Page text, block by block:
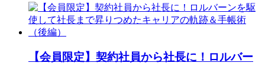
【会員限定】契約社員から社長に！ロルバー